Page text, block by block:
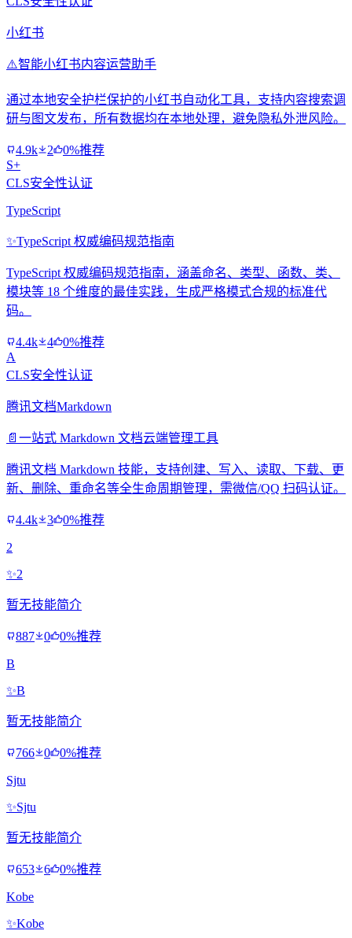
小红书
⚠️智能小红书内容运营助手
通过本地安全护栏保护的小红书自动化工具，支持内容搜索调
研与图文发布，所有数据均在本地处理，避免隐私外泄风险。
4.9k 2
0%推荐
S+
CLS安全性认证
TypeScript
✨TypeScript 权威编码规范指南
TypeScript 权威编码规范指南，涵盖命名、类型、函数、类、
模块等 18 个维度的最佳实践，生成严格模式合规的标准代
码。
4.4k 4
0%推荐
A
CLS安全性认证
腾讯文档Markdown
📄 一站式 Markdown 文档云端管理工具
腾讯文档 Markdown 技能，支持创建、写入、读取、下载、更
新、删除、重命名等全生命周期管理，需微信/QQ 扫码认证。
4.4k 3 0%推荐
2
✨2
暂无技能简介
887 0 0%推荐
B
✨B
暂无技能简介
766 0 0%推荐
Sjtu
✨Sjtu
暂无技能简介
653 6 0%推荐
Kobe
✨Kobe